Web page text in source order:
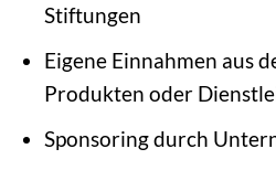
Stiftungen
Eigene Einnahmen aus
Produkten oder
Sponsoring durch